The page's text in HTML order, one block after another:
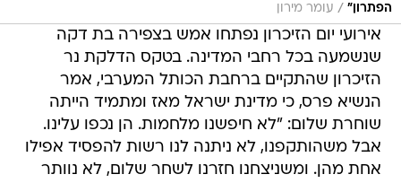
הפתרון" / עומר מירון
אירועי יום הזיכרון נפתחו אמש בצפירה בת דקה
שנשמעה בכל רחבי המדינה. בטקס הדלקת נר
הזיכרון שהתקיים ברחבת הכותל המערבי, אמר
הנשיא פרס, כי מדינת ישראל מאז ומתמיד הייתה
שוחרת שלום: "לא חיפשנו מלחמות. הן נכפו עלינו.
אבל משהותקפנו, לא ניתנה לנו רשות להפסיד אפילו
אחת מהן. ומשניצחנו חזרנו לשחר שלום, לא נוותר